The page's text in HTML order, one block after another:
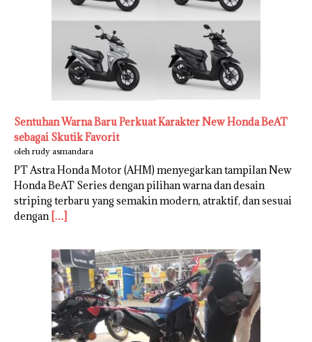
Sentuhan Warna Baru Perkuat Karakter New Honda BeAT
sebagai Skutik Favorit
oleh rudy asmandara
PT Astra Honda Motor (AHM) menyegarkan tampilan New
Honda BeAT Series dengan pilihan warna dan desain
striping terbaru yang semakin modern, atraktif, dan sesuai
dengan […]